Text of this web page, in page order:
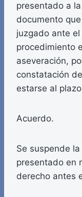
presentado a
documento
juzgado ante
procedimiento
aseveración,
constatación
estarse al
Acuerdo.
Se suspende
presentado en
derecho antes